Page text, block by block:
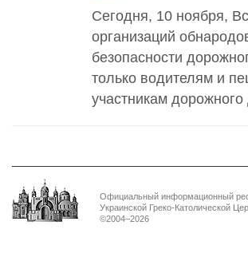
Сегодня, 10 ноября,
организаций
безопасности
только водителям и
участникам
Официальный информационный
Украинской Греко-Католической
©2004–2026